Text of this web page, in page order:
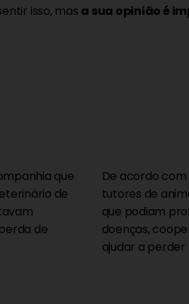
isso, mas a sua opinião é
que
de
de
De acordo
tutores de
que podiam
doenças,
ajudar a perder